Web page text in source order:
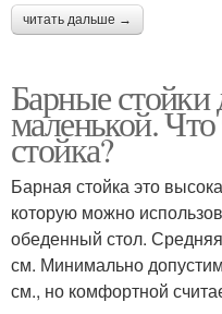
читать дальше →
Барные стойки
маленькой. Что
стойка?
Барная стойка это
которую можно
обеденный стол.
см. Минимально
см., но комфортной